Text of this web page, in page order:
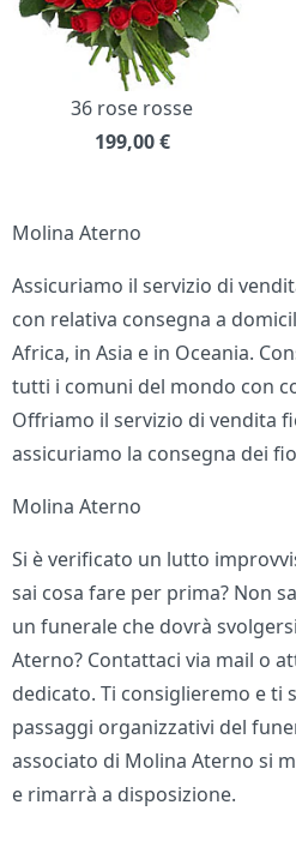
36 rose rosse
199,00 €
Molina Aterno
Assicuriamo il servizio di
con relativa consegna a
Africa, in Asia e in Oceania.
tutti i comuni del mondo con
Offriamo il servizio di vendita
assicuriamo la consegna dei
Molina Aterno
Si è verificato un lutto
sai cosa fare per prima? Non
un funerale che dovrà
Aterno? Contattaci via mail o
dedicato. Ti consiglieremo e ti
passaggi organizzativi del
associato di Molina Aterno si
e rimarrà a disposizione.